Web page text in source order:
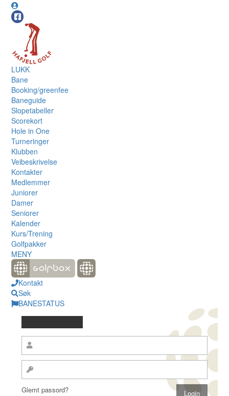
LUKK
Bane
Booking/greenfee
Baneguide
Slopetabeller
Scorekort
Hole in One
Turneringer
Klubben
Veibeskrivelse
Kontakter
Medlemmer
Juniorer
Damer
Seniorer
Kalender
Kurs/Trening
Golfpakker
MENY
Kontakt
Søk
BANESTATUS
Glemt passord?